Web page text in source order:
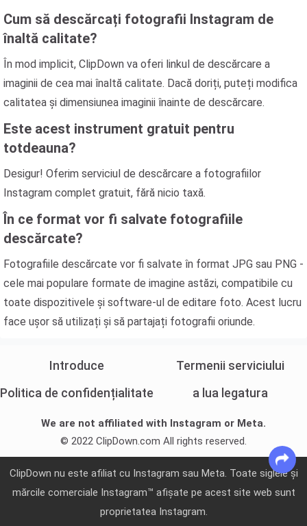
Cum să descărcați fotografii Instagram de
înaltă calitate?
În mod implicit, ClipDown va oferi linkul de descărcare a
imaginii de cea mai înaltă calitate. Dacă doriți, puteți modifica
calitatea și dimensiunea imaginii înainte de descărcare.
Este acest instrument gratuit pentru
totdeauna?
Desigur! Oferim serviciul de descărcare a fotografiilor
Instagram complet gratuit, fără nicio taxă.
În ce format vor fi salvate fotografiile
descărcate?
Fotografiile descărcate vor fi salvate în format JPG sau PNG -
cele mai populare formate de imagine astăzi, compatibile cu
toate dispozitivele și software-ul de editare foto. Acest lucru
face ușor să utilizați și să partajați fotografii oriunde.
Introduce
Termenii serviciului
Politica de confidențialitate
a lua legatura
We are not affiliated with Instagram or Meta.
© 2022 ClipDown.com All rights reserved.
ClipDown nu este afiliat cu Instagram sau Meta. Toate siglele și
mărcile comerciale Instagram™ afișate pe acest site web sunt
proprietatea Instagram.